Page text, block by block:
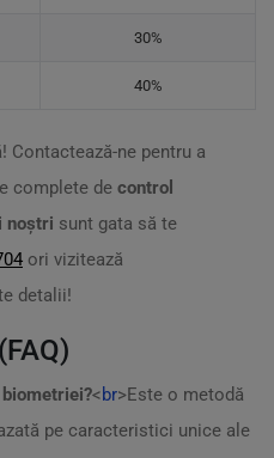
30%
40%
Contactează-ne pentru a
complete de control
noștri sunt gata să te
ori vizitează
detalii!
<br>Este o metodă
pe caracteristici unice ale